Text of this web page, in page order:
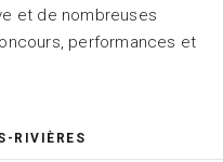
et de nombreuses
performances et
RIVIÈRES